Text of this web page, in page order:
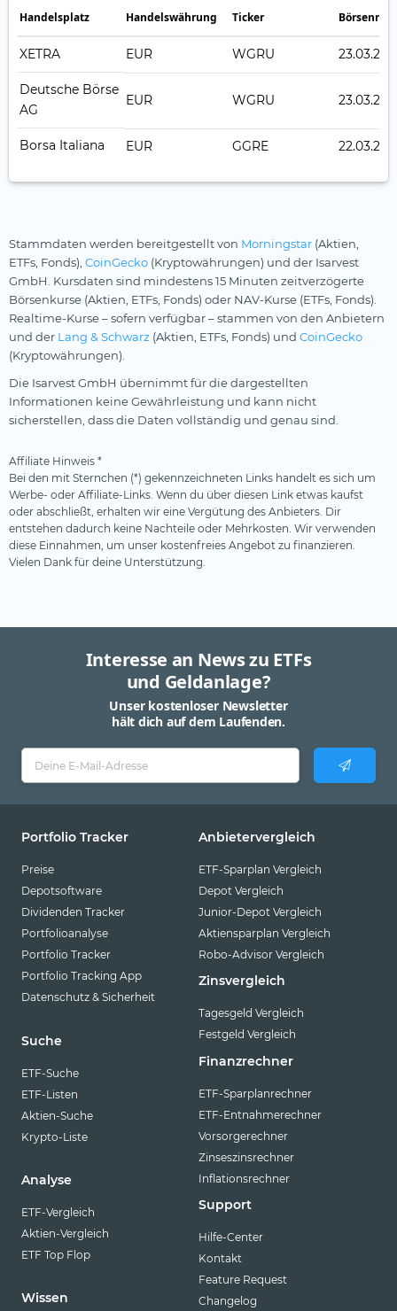
Handelsplatz Handelswährung Ticker
XETRA EUR WGRU
Deutsche Börse
AG
EUR WGRU
Borsa Italiana EUR GGRE
Stammdaten werden bereitgestellt von Morningstar (Aktien,
ETFs, Fonds), CoinGecko (Kryptowährungen) und der Isarvest
GmbH. Kursdaten sind mindestens 15 Minuten zeitverzögerte
Börsenkurse (Aktien, ETFs, Fonds) oder NAV-Kurse (ETFs, Fonds).
Realtime-Kurse – sofern verfügbar – stammen von den Anbietern
und der Lang & Schwarz (Aktien, ETFs, Fonds) und CoinGecko
(Kryptowährungen).
Die Isarvest GmbH übernimmt für die dargestellten
Informationen keine Gewährleistung und kann nicht
sicherstellen, dass die Daten vollständig und genau sind.
Affiliate Hinweis *
Bei den mit Sternchen (*) gekennzeichneten Links handelt es sich um
Werbe- oder Affiliate-Links. Wenn du über diesen Link etwas kaufst
oder abschließt, erhalten wir eine Vergütung des Anbieters. Dir
entstehen dadurch keine Nachteile oder Mehrkosten. Wir verwenden
diese Einnahmen, um unser kostenfreies Angebot zu finanzieren.
Vielen Dank für deine Unterstützung.
Interesse an News zu ETFs
und Geldanlage?
Unser kostenloser Newsletter
hält dich auf dem Laufenden.
Portfolio Tracker
Preise
Depotsoftware
Dividenden Tracker
Portfolioanalyse
Portfolio Tracker
Portfolio Tracking App
Datenschutz & Sicherheit
Suche
ETF-Suche
ETF-Listen
Aktien-Suche
Krypto-Liste
Analyse
ETF-Vergleich
Aktien-Vergleich
ETF Top Flop
Wissen
Anbietervergleich
ETF-Sparplan Vergleich
Depot Vergleich
Junior-Depot Vergleich
Aktiensparplan Vergleich
Robo-Advisor Vergleich
Zinsvergleich
Tagesgeld Vergleich
Festgeld Vergleich
Finanzrechner
ETF-Sparplanrechner
ETF-Entnahmerechner
Vorsorgerechner
Zinseszinsrechner
Inflationsrechner
Support
Hilfe-Center
Kontakt
Feature Request
Changelog